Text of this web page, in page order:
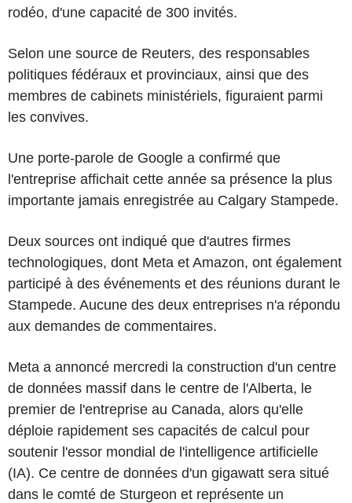
rodéo, d'une capacité de 300 invités.
Selon une source de Reuters, des responsables
politiques fédéraux et provinciaux, ainsi que des
membres de cabinets ministériels, figuraient parmi
les convives.
Une porte-parole de Google a confirmé que
l'entreprise affichait cette année sa présence la plus
importante jamais enregistrée au Calgary Stampede.
Deux sources ont indiqué que d'autres firmes
technologiques, dont Meta et Amazon, ont également
participé à des événements et des réunions durant le
Stampede. Aucune des deux entreprises n'a répondu
aux demandes de commentaires.
Meta a annoncé mercredi la construction d'un centre
de données massif dans le centre de l'Alberta, le
premier de l'entreprise au Canada, alors qu'elle
déploie rapidement ses capacités de calcul pour
soutenir l'essor mondial de l'intelligence artificielle
(IA). Ce centre de données d'un gigawatt sera situé
dans le comté de Sturgeon et représente un